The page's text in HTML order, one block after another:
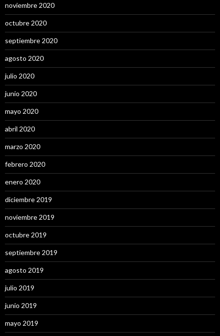
noviembre 2020
octubre 2020
septiembre 2020
agosto 2020
julio 2020
junio 2020
mayo 2020
abril 2020
marzo 2020
febrero 2020
enero 2020
diciembre 2019
noviembre 2019
octubre 2019
septiembre 2019
agosto 2019
julio 2019
junio 2019
mayo 2019